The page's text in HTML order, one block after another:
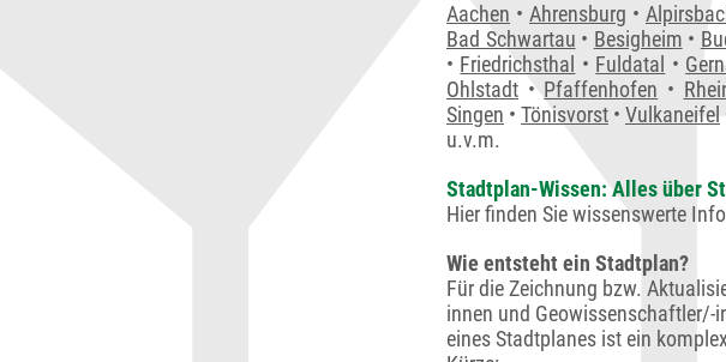
Aachen • Ahrensburg •
Bad Schwartau • Besigheim •
• Friedrichsthal • Fuldatal •
Ohlstadt • Pfaffenhofen •
Singen • Tönisvorst • Vulkaneifel
u.v.m.
Stadtplan-Wissen: Alles über
Hier finden Sie wissenswerte
Wie entsteht ein Stadtplan?
Für die Zeichnung bzw.
innen und Geowissenschaftler/-
eines Stadtplanes ist ein